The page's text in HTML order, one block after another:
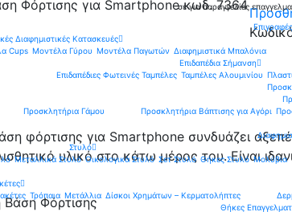
σε για παραγγελίες
Διαφημιστικές Κατασκευές
Cups Μοντέλα Γύρου Μοντέλα Παγωτών Διαφημιστικά Μπαλόνια
Επιδαπέδια Σήμανση
Επιδαπέδιες Φωτεινές Ταμπέλες Ταμπέλες Αλουμινίου
Προσκλητήρια Γάμου
Προσκλητήρια Βάπτισης για Αγόρι
Στυλό
Μεταλλικά Στυλό Οικολογικά Στυλό Σετ Στυλό Θήκες Στυλό Μολύβια
Τρόπαια Μετάλλια Δίσκοι Χρημάτων – Κερματολήπτες
Θήκες
φόρτισης για Smartphone συνδυάζει
υλικό στο κάτω μέρος του. Είναι
Φόρτισης